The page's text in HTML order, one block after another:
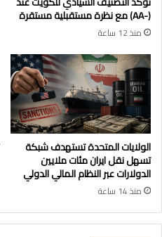
(-AA) مع نظرة مستقبلية مستقرة
منذ 12 ساعة
الولايات المتحدة تستهدف شبكة
تسهل نقل ايران مئات ملايين
الدولارات عبر النظام المالي الدولي
منذ 14 ساعة